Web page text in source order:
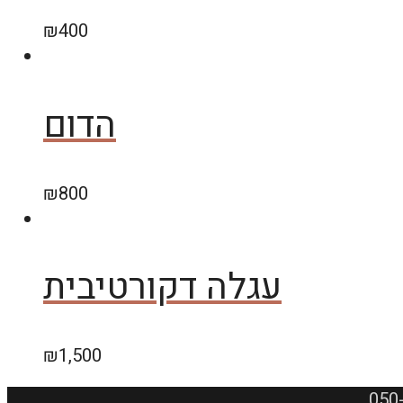
₪400
הדום
₪800
עגלה דקורטיבית
₪1,500